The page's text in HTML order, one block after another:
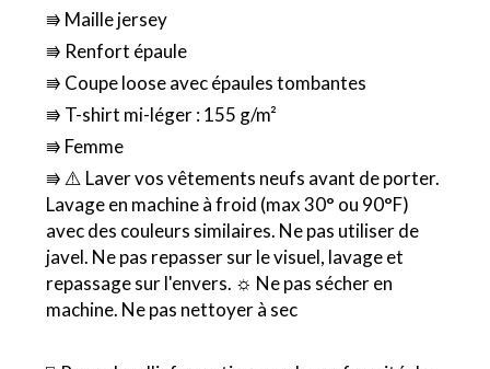
⭆ Maille jersey
⭆ Renfort épaule
⭆ Coupe loose avec épaules tombantes
⭆ T-shirt mi-léger : 155 g/m²
⭆ Femme
⭆ ⚠️ Laver vos vêtements neufs avant de porter.
Lavage en machine à froid (max 30° ou 90°F)
avec des couleurs similaires. Ne pas utiliser de
javel. Ne pas repasser sur le visuel, lavage et
repassage sur l'envers. ☼ Ne pas sécher en
machine. Ne pas nettoyer à sec